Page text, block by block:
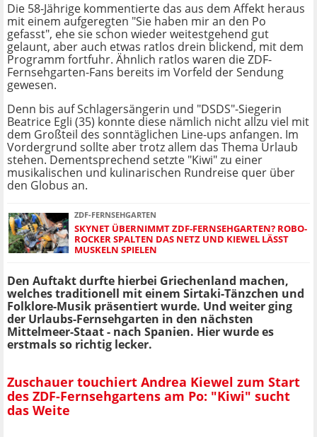
Die 58-Jährige kommentierte das aus dem Affekt heraus
mit einem aufgeregten "Sie haben mir an den Po
gefasst", ehe sie schon wieder weitestgehend gut
gelaunt, aber auch etwas ratlos drein blickend, mit dem
Programm fortfuhr. Ähnlich ratlos waren die ZDF-
Fernsehgarten-Fans bereits im Vorfeld der Sendung
gewesen.
Denn bis auf Schlagersängerin und "DSDS"-Siegerin
Beatrice Egli (35) konnte diese nämlich nicht allzu viel mit
dem Großteil des sonntäglichen Line-ups anfangen. Im
Vordergrund sollte aber trotz allem das Thema Urlaub
stehen. Dementsprechend setzte "Kiwi" zu einer
musikalischen und kulinarischen Rundreise quer über
den Globus an.
ZDF-FERNSEHGARTEN
SKYNET ÜBERNIMMT ZDF-FERNSEHGARTEN? ROBO-
ROCKER SPALTEN DAS NETZ UND KIEWEL LÄSST
MUSKELN SPIELEN
Den Auftakt durfte hierbei Griechenland machen,
welches traditionell mit einem Sirtaki-Tänzchen und
Folklore-Musik präsentiert wurde. Und weiter ging
der Urlaubs-Fernsehgarten in den nächsten
Mittelmeer-Staat - nach Spanien. Hier wurde es
erstmals so richtig lecker.
Zuschauer touchiert Andrea Kiewel zum Start
des ZDF-Fernsehgartens am Po: "Kiwi" sucht
das Weite